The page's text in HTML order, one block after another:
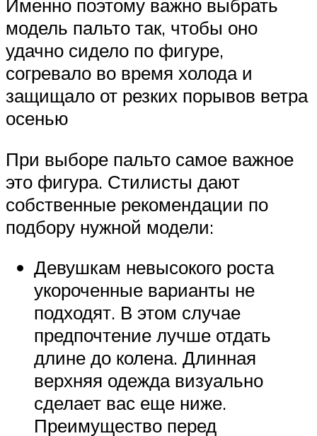
Именно поэтому важно выбрать
модель пальто так, чтобы оно
удачно сидело по фигуре,
согревало во время холода и
защищало от резких порывов ветра
осенью
При выборе пальто самое важное
это фигура. Стилисты дают
собственные рекомендации по
подбору нужной модели:
Девушкам невысокого роста
укороченные варианты не
подходят. В этом случае
предпочтение лучше отдать
длине до колена. Длинная
верхняя одежда визуально
сделает вас еще ниже.
Преимущество перед